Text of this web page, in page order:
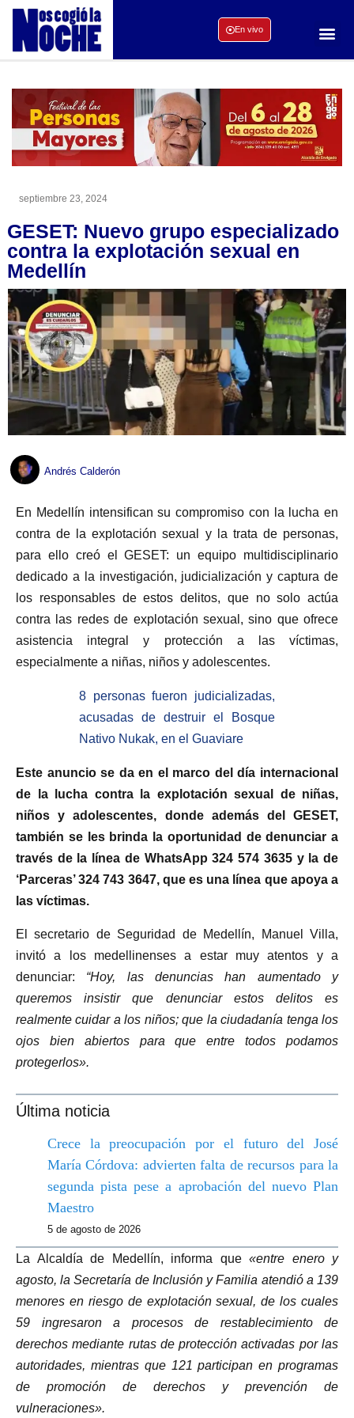
En vivo
septiembre 23, 2024
GESET: Nuevo grupo especializado
contra la explotación sexual en
Medellín
Andrés Calderón
En Medellín intensifican su compromiso con la lucha en
contra de la explotación sexual y la trata de personas,
para ello creó el GESET: un equipo multidisciplinario
dedicado a la investigación, judicialización y captura de
los responsables de estos delitos, que no solo actúa
contra las redes de explotación sexual, sino que ofrece
asistencia integral y protección a las víctimas,
especialmente a niñas, niños y adolescentes.
8 personas fueron judicializadas,
acusadas de destruir el Bosque
Nativo Nukak, en el Guaviare
Este anuncio se da en el marco del día internacional
de la lucha contra la explotación sexual de niñas,
niños y adolescentes, donde además del GESET,
también se les brinda la oportunidad de denunciar a
través de la línea de WhatsApp 324 574 3635 y la de
‘Parceras’ 324 743 3647, que es una línea que apoya a
las víctimas.
El secretario de Seguridad de Medellín, Manuel Villa,
invitó a los medellinenses a estar muy atentos y a
denunciar: “Hoy, las denuncias han aumentado y
queremos insistir que denunciar estos delitos es
realmente cuidar a los niños; que la ciudadanía tenga los
ojos bien abiertos para que entre todos podamos
protegerlos».
Última noticia
Crece la preocupación por el futuro del José
María Córdova: advierten falta de recursos para la
segunda pista pese a aprobación del nuevo Plan
Maestro
5 de agosto de 2026
La Alcaldía de Medellín, informa que «entre enero y
agosto, la Secretaría de Inclusión y Familia atendió a 139
menores en riesgo de explotación sexual, de los cuales
59 ingresaron a procesos de restablecimiento de
derechos mediante rutas de protección activadas por las
autoridades, mientras que 121 participan en programas
de promoción de derechos y prevención de
vulneraciones».